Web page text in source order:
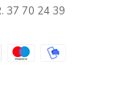
37 70 24 39